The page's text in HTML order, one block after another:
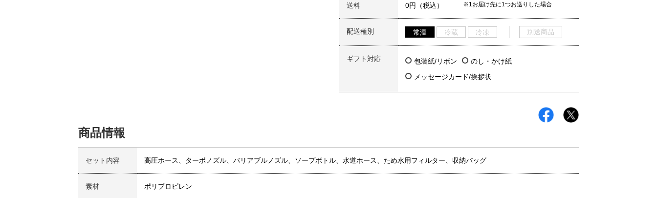
送料 0円（税込） ※1お届け先に1つお送りした場合
配送種別 常温 冷蔵 冷凍 別送商品
ギフト対応 包装紙/リボン
のし・かけ紙
メッセージカード/挨拶状
商品情報
セット内容 高圧ホース、ターボノズル、バリアブルノズル、ソープボトル、水道ホース、ため水用フィルター、収納バッグ
素材 ポリプロピレン